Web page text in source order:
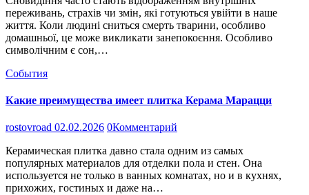
переживань, страхів чи змін, які готуються увійти в наше
життя. Коли людині сниться смерть тварини, особливо
домашньої, це може викликати занепокоєння. Особливо
символічним є сон,…
События
Какие преимущества имеет плитка Керама Марацци
rostovroad 02.02.2026 0Комментарий
Керамическая плитка давно стала одним из самых
популярных материалов для отделки пола и стен. Она
используется не только в ванных комнатах, но и в кухнях,
прихожих, гостиных и даже на…